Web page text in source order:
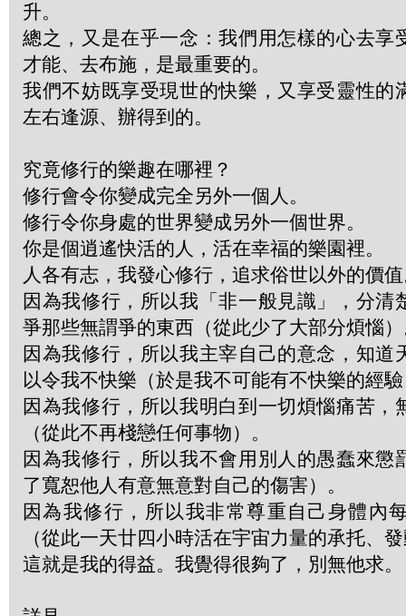
升。
總之，又是在乎一念：我們用怎樣的心去享
才能、去布施，是最重要的。
我們不妨既享受現世的快樂，又享受靈性的
左右逢源、辦得到的。
究竟修行的樂趣在哪裡？
修行會令你變成完全另外一個人。
修行令你身處的世界變成另外一個世界。
你是個逍遙快活的人，活在幸福的樂園裡。
人各有志，我發心修行，追求俗世以外的價
因為我修行，所以我「非一般見識」，分清
爭那些無謂爭的東西（從此少了大部分煩惱
因為我修行，所以我主宰自己的意念，知道
以令我不快樂（於是我不可能有不快樂的經
因為我修行，所以我明白到一切煩惱痛苦，
（從此不再棧戀任何事物）。
因為我修行，所以我不會用別人的愚蠢來懲
了寬恕他人有意無意對自己的傷害）。
因為我修行，所以我非常尊重自己身體內
（從此一天廿四小時活在宇宙力量的承托、
這就是我的得益。我覺得很夠了，別無他求。